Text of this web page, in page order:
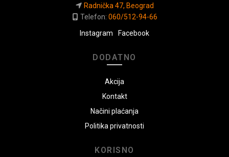
Radnička 47, Beograd
Telefon: 060/512-94-66
Instagram
Facebook
DODATNO
Akcija
Kontakt
Načini plaćanja
Politika privatnosti
KORISNO